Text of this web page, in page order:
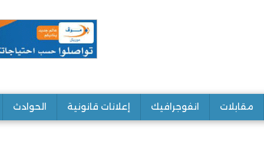
مقابلات انفوجرافيك إعلانات قانونية الحوادث